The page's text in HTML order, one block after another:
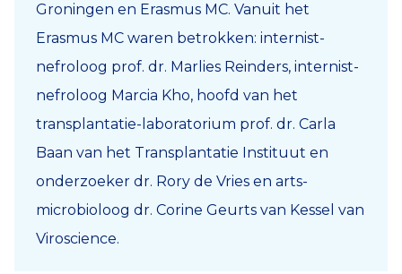
Groningen en Erasmus MC. Vanuit het
Erasmus MC waren betrokken: internist-
nefroloog prof. dr. Marlies Reinders, internist-
nefroloog Marcia Kho, hoofd van het
transplantatie-laboratorium prof. dr. Carla
Baan van het Transplantatie Instituut en
onderzoeker dr. Rory de Vries en arts-
microbioloog dr. Corine Geurts van Kessel van
Viroscience.